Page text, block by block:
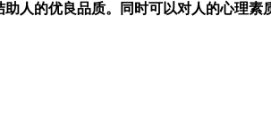
人的优良品质。同时可以对人的心理